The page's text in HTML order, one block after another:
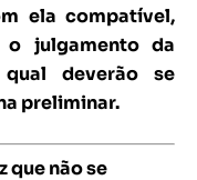
ela compatível,
o julgamento da
deverão se
preliminar.
que não se